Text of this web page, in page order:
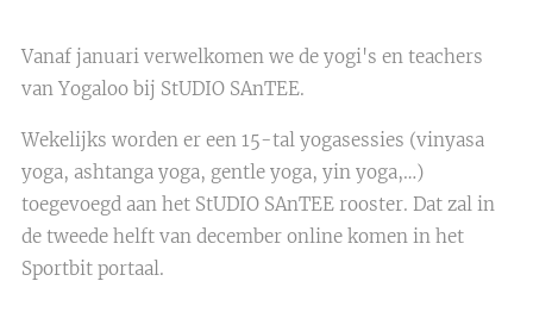
Vanaf januari verwelkomen we de yogi's en teachers
van Yogaloo bij StUDIO SAnTEE.
Wekelijks worden er een 15-tal yogasessies (vinyasa
yoga, ashtanga yoga, gentle yoga, yin yoga,…)
toegevoegd aan het StUDIO SAnTEE rooster. Dat zal in
de tweede helft van december online komen in het
Sportbit portaal.